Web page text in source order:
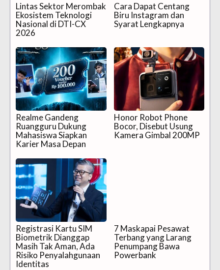
Lintas Sektor Merombak
Ekosistem Teknologi
Nasional di DTI-CX
2026
Cara Dapat Centang
Biru Instagram dan
Syarat Lengkapnya
Realme Gandeng
Ruangguru Dukung
Mahasiswa Siapkan
Karier Masa Depan
Honor Robot Phone
Bocor, Disebut Usung
Kamera Gimbal 200MP
Registrasi Kartu SIM
Biometrik Dianggap
Masih Tak Aman, Ada
Risiko Penyalahgunaan
Identitas
7 Maskapai Pesawat
Terbang yang Larang
Penumpang Bawa
Powerbank